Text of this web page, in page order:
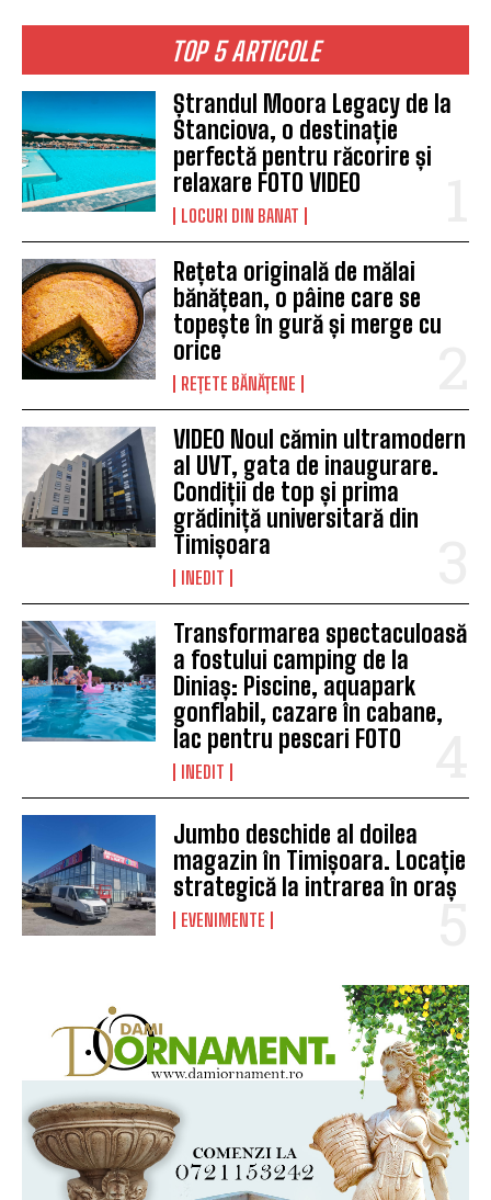
TOP 5 ARTICOLE
Ștrandul Moora Legacy de la
Stanciova, o destinație
perfectă pentru răcorire și
relaxare FOTO VIDEO
LOCURI DIN BANAT
Rețeta originală de mălai
bănățean, o pâine care se
topește în gură și merge cu
orice
REȚETE BĂNĂȚENE
VIDEO Noul cămin ultramodern
al UVT, gata de inaugurare.
Condiții de top și prima
grădiniță universitară din
Timișoara
INEDIT
Transformarea spectaculoasă
a fostului camping de la
Diniaș: Piscine, aquapark
gonflabil, cazare în cabane,
lac pentru pescari FOTO
INEDIT
Jumbo deschide al doilea
magazin în Timișoara. Locație
strategică la intrarea în oraș
EVENIMENTE